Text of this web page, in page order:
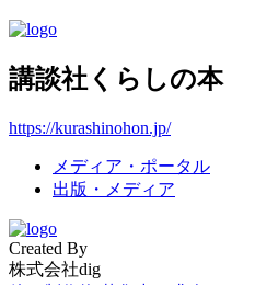
講談社くらしの本
https://kurashinohon.jp/
メディア・ポータル
出版・メディア
Created By
株式会社dig